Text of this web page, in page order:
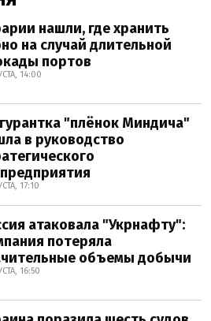
нашли, где хранить
на случай длительной
портов
14:00
"плёнок Миндича"
в руководство
17:10
атаковала "Укрнафту":
потеряла
объемы добычи
16:50